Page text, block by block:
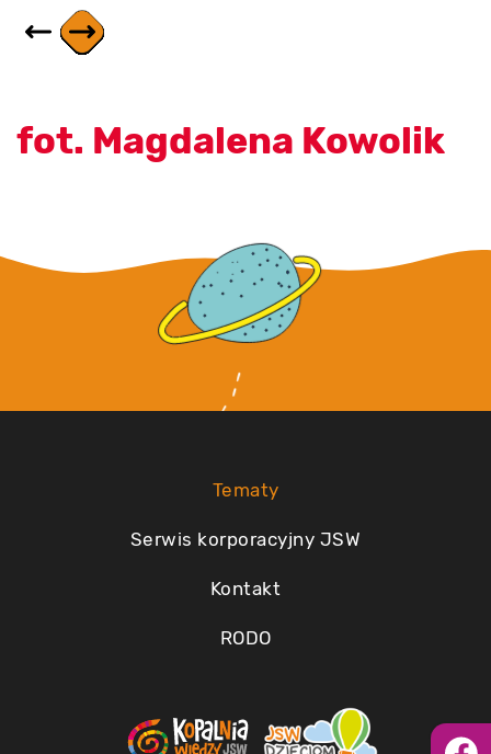
fot. Magdalena Kowolik
Tematy
Serwis korporacyjny JSW
Kontakt
RODO